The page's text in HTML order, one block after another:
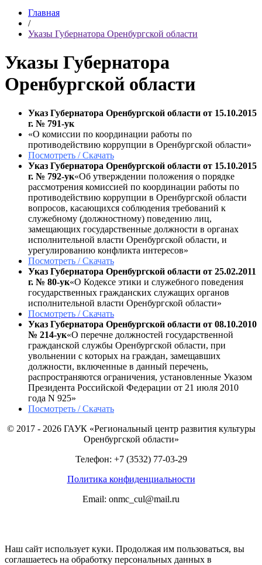
Главная
/
Указы Губернатора Оренбургской области
Указы Губернатора
Оренбургской области
Указ Губернатора Оренбургской области от 15.10.2015
г. № 791-ук
«О комиссии по координации работы по
противодействию коррупции в Оренбургской области»
Посмотреть / Скачать
Указ Губернатора Оренбургской области от 15.10.2015
г. № 792-ук«Об утверждении положения о порядке
рассмотрения комиссией по координации работы по
противодействию коррупции в Оренбургской области
вопросов, касающихся соблюдения требований к
служебному (должностному) поведению лиц,
замещающих государственные должности в органах
исполнительной власти Оренбургской области, и
урегулированию конфликта интересов»
Посмотреть / Скачать
Указ Губернатора Оренбургской области от 25.02.2011
г. № 80-ук«О Кодексе этики и служебного поведения
государственных гражданских служащих органов
исполнительной власти Оренбургской области»
Посмотреть / Скачать
Указ Губернатора Оренбургской области от 08.10.2010
№ 214-ук«О перечне должностей государственной
гражданской службы Оренбургской области, при
увольнении с которых на граждан, замещавших
должности, включенные в данный перечень,
распространяются ограничения, установленные Указом
Президента Российской Федерации от 21 июля 2010
года N 925»
Посмотреть / Скачать
© 2017 - 2026 ГАУК «Региональный центр развития культуры
Оренбургской области»
Телефон: +7 (3532) 77-03-29
Политика конфиденциальности
Email: onmc_cul@mail.ru
Наш сайт использует куки. Продолжая им пользоваться, вы
соглашаетесь на обработку персональных данных в